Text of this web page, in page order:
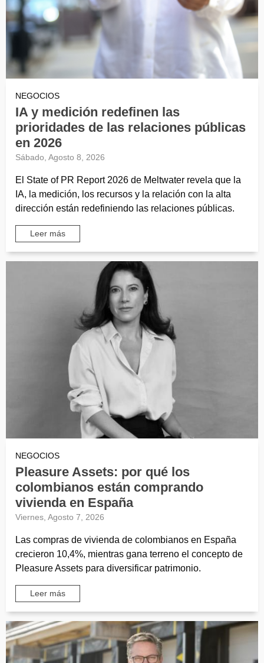
NEGOCIOS
IA y medición redefinen las
prioridades de las relaciones públicas
en 2026
Sábado, Agosto 8, 2026
El State of PR Report 2026 de Meltwater revela que la
IA, la medición, los recursos y la relación con la alta
dirección están redefiniendo las relaciones públicas.
Leer más
NEGOCIOS
Pleasure Assets: por qué los
colombianos están comprando
vivienda en España
Viernes, Agosto 7, 2026
Las compras de vivienda de colombianos en España
crecieron 10,4%, mientras gana terreno el concepto de
Pleasure Assets para diversificar patrimonio.
Leer más